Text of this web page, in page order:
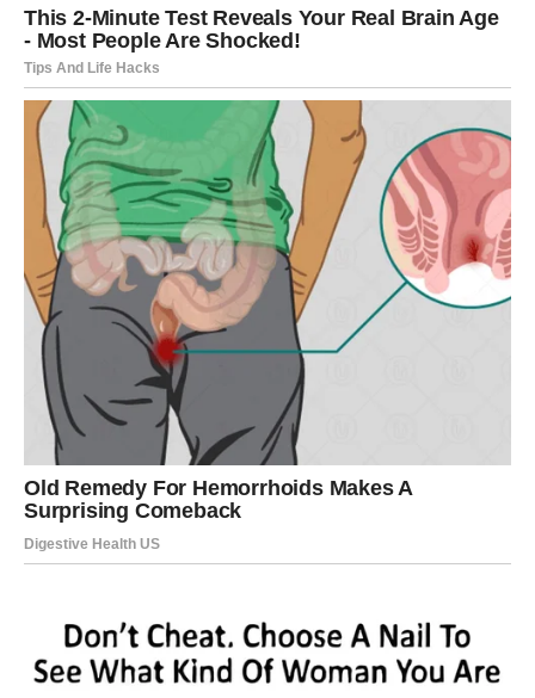
koji drži sve pod kontrolom, niti da svet pada ako se na
trenutak povučeš. Sudbinski dani te uče da je
odgovornost prema sebi, a ne slabost.
Možeš osećati umor, zasićenje ili tihu melanholiju, ali to
je znak da se stari obrasci rastvaraju. Iz tog procesa
izlaziš drugačiji – ne slabiji, većmudriji i uravnoteženiji
SUDBINSKI ZNACI – KARMA
GOVORI KROZ PRITISAK
U narednim danima obrati pažnju na:
osećaj da više ne možeš sve sam
situacije koje te teraju da delegiraš ili se povučeš
unutrašnji glas koji traži smisao, ne samo stabilnost